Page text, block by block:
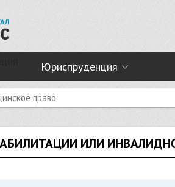
Юриспруденция
право
ИЛИ